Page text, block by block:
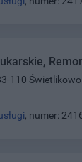
110 Świetlikowo
, numer: